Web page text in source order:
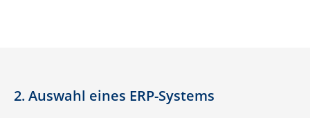
2. Auswahl eines ERP-Systems